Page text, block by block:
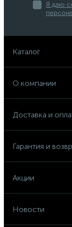
Я даю
Каталог
О компании
Доставка и
Гарантия и
Акции
Новости